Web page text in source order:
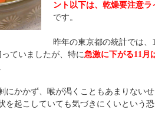
ント以下は、乾燥要注意ラ
です。
昨年の東京都の統計では、
ていましたが、特に急激に下がる11月
にかかず、喉が渇くこともあまりない
を起こしていても気づきにくいという恐